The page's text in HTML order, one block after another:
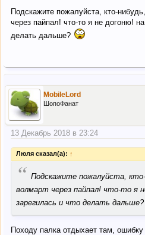
Подскажите пожалуйста, кто-
через пайпал! что-то я не догоню!
делать дальше?
MobileLord
ШопоФанат
13 Декабрь 2018 в 23:24
Люля сказал(а): ↑
“ Подскажите пожалуйста, кто-
волмарт через пайпал! что-то я
зарегилась и что делать дальше?
Походу палка отдыхает там,